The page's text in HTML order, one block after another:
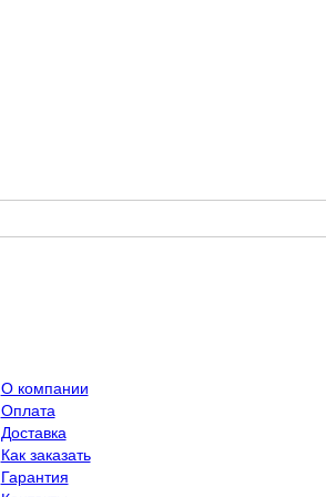
О компании
Оплата
Доставка
Как заказать
Гарантия